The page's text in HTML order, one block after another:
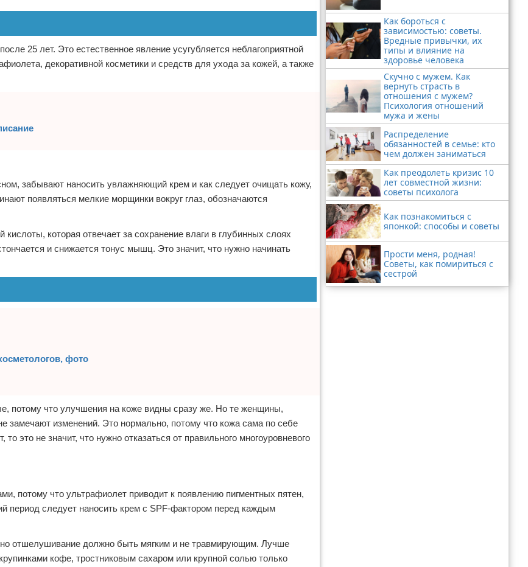
25 лет. Это естественное явление усугубляется неблагоприятной
декоративной косметики и средств для ухода за кожей, а также
забывают наносить увлажняющий крем и как следует очищать кожу,
появляться мелкие морщинки вокруг глаз, обозначаются
которая отвечает за сохранение влаги в глубинных слоях
и снижается тонус мышц. Это значит, что нужно начинать
фото
потому что улучшения на коже видны сразу же. Но те женщины,
замечают изменений. Это нормально, потому что кожа сама по себе
это не значит, что нужно отказаться от правильного многоуровневого
потому что ультрафиолет приводит к появлению пигментных пятен,
период следует наносить крем с SPF-фактором перед каждым
отшелушивание должно быть мягким и не травмирующим. Лучше
кофе, тростниковым сахаром или крупной солью только
Как бороться с
зависимостью: советы.
Вредные привычки, их
типы и влияние на
здоровье человека
Скучно с мужем. Как
вернуть страсть в
отношения с мужем?
Психология отношений
мужа и жены
Распределение
обязанностей в семье: кто
чем должен заниматься
Как преодолеть кризис 10
лет совместной жизни:
советы психолога
Как познакомиться с
японкой: способы и советы
Прости меня, родная!
Советы, как помириться с
сестрой